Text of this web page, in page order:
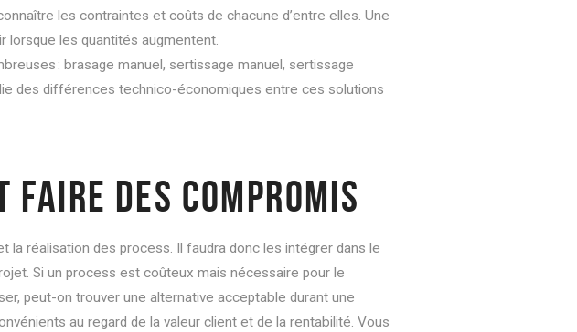
les contraintes et coûts de chacune d’entre elles. Une
lorsque les quantités augmentent.
: brasage manuel, sertissage manuel, sertissage
des différences technico-économiques entre ces solutions
FAIRE DES COMPROMIS
réalisation des process. Il faudra donc les intégrer dans le
Si un process est coûteux mais nécessaire pour le
peut-on trouver une alternative acceptable durant une
au regard de la valeur client et de la rentabilité. Vous